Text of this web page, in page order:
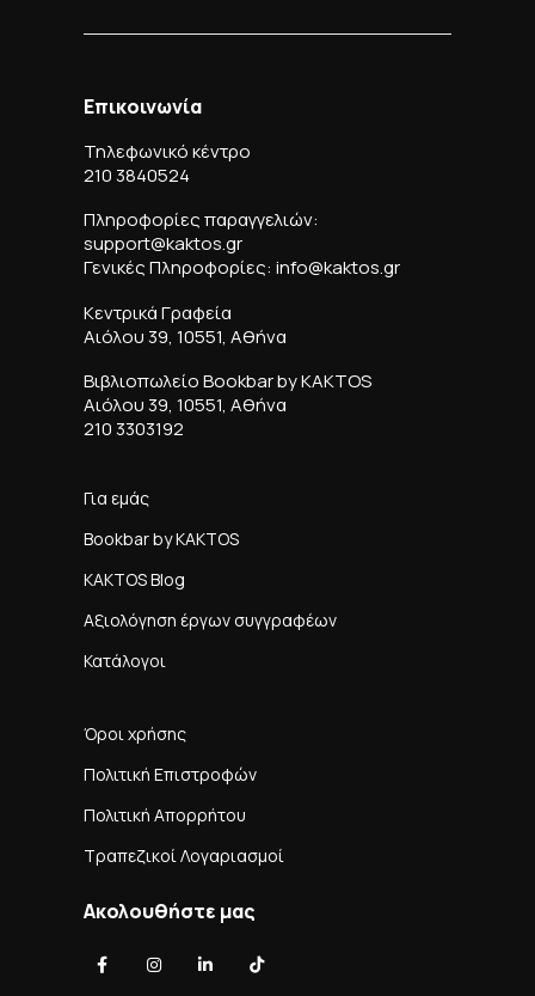
Επικοινωνία
Τηλεφωνικό κέντρο
210 3840524
Πληροφορίες παραγγελιών:
support@kaktos.gr
Γενικές Πληροφορίες: info@kaktos.gr
Κεντρικά Γραφεία
Αιόλου 39, 10551, Αθήνα
Βιβλιοπωλείο Bookbar by KAKTOS
Αιόλου 39, 10551, Αθήνα
210 3303192
Για εμάς
Bookbar by KAKTOS
KAKTOS Blog
Αξιολόγηση έργων συγγραφέων
Κατάλογοι
Όροι χρήσης
Πολιτική Επιστροφών
Πολιτική Απορρήτου
Τραπεζικοί Λογαριασμοί
Ακολουθήστε μας